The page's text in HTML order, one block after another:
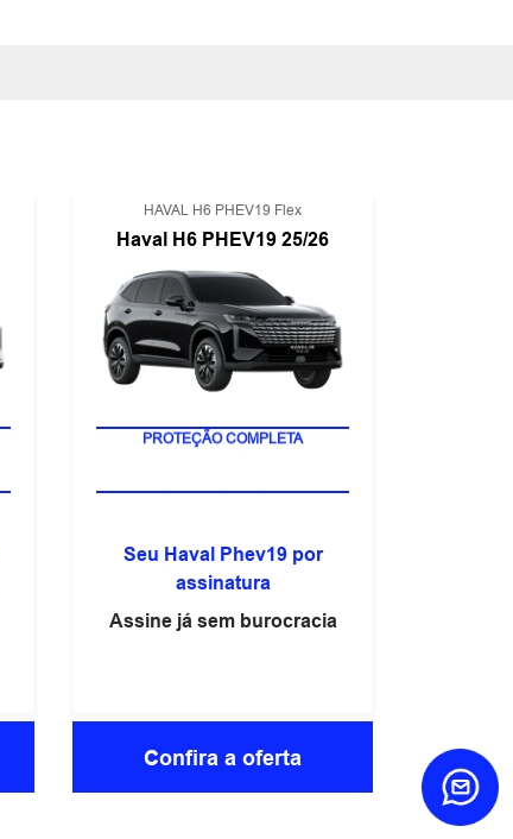
HAVAL H6 PHEV19 Flex
Haval H6 PHEV19 25/26
PROTEÇÃO COMPLETA
Seu Haval Phev19 por
assinatura
Assine já sem burocracia
Confira a oferta